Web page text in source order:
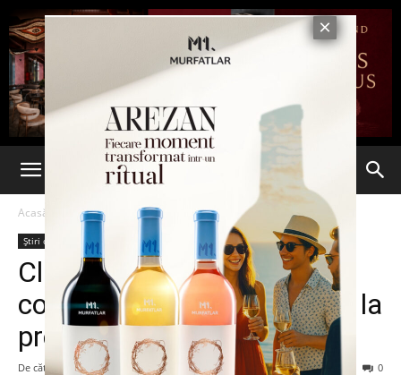
Acasă Știri din România
Știri din România Ultima oră
Cluburile din Mamaia,
comparate cu cele din Ibiza la
prețuri
De către Eva MIRON 14 iulie 2023 0